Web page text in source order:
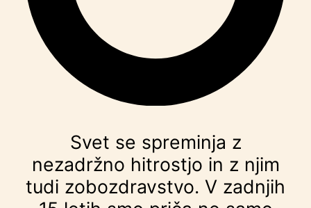
Svet se spreminja z
nezadržno hitrostjo in z njim
tudi zobozdravstvo. V zadnjih